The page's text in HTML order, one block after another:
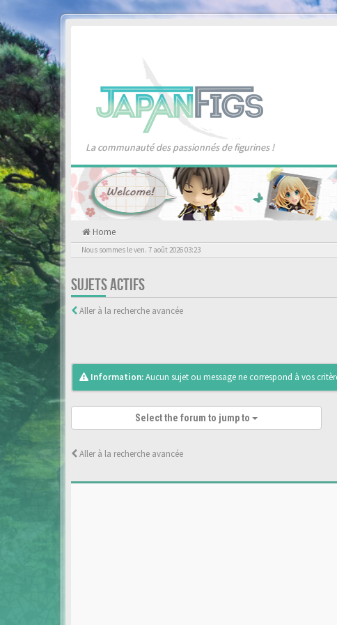
La communauté des passionnés de figurines !
Home
Nous sommes le ven. 7 août 2026 03:23
SUJETS ACTIFS
Aller à la recherche avancée
Information:Aucun sujet ou message ne correspond à vos
Select the forum to jump to
Aller à la recherche avancée